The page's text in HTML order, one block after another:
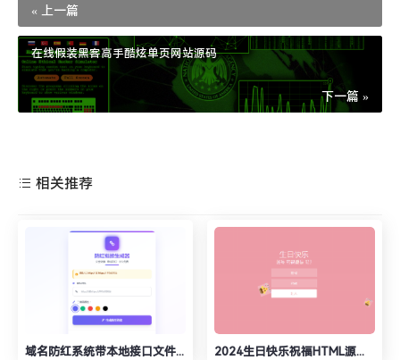
« 上一篇
在线假装黑客高手酷炫单页网站源码
下一篇 »
相关推荐
域名防红系统带本地接口文件2.0版本 2024生日快乐祝福HTML源码修复版